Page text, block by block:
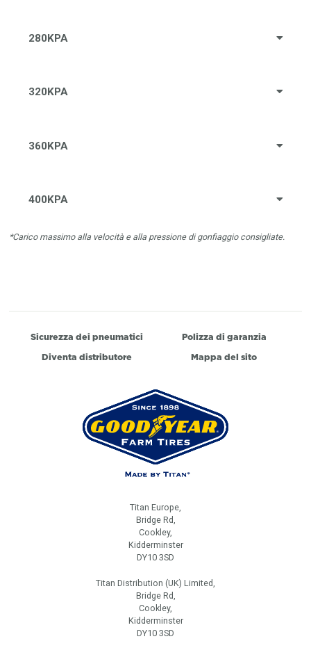
280KPA
320KPA
360KPA
400KPA
*Carico massimo alla velocità e alla pressione di gonfiaggio consigliate.
Sicurezza dei pneumatici
Polizza di garanzia
Diventa distributore
Mappa del sito
Titan Europe,
Bridge Rd,
Cookley,
Kidderminster
DY10 3SD
Titan Distribution (UK) Limited,
Bridge Rd,
Cookley,
Kidderminster
DY10 3SD